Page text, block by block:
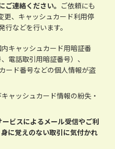
ご連絡ください。 ご依頼にも
更、キャッシュカード利用停
などを行います。
キャッシュカード用暗証番
電話取引用暗証番号）、
ード番号などの個人情報が盗
ャッシュカード情報の紛失・
ビスによるメール受信やご利
に覚えのない取引に気付かれ